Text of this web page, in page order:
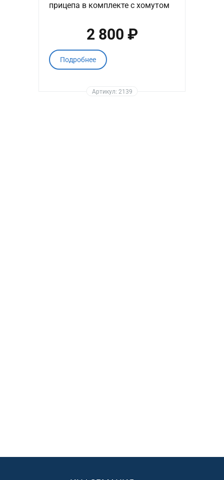
прицепа в комплекте с хомутом
2 800 ₽
Подробнее
Артикул: 2139